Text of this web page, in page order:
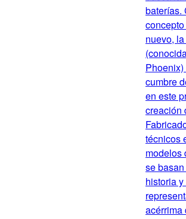
baterías.
nuevo,
cumbre
en este
creación
técnicos
modelos
se
historia
acérrima